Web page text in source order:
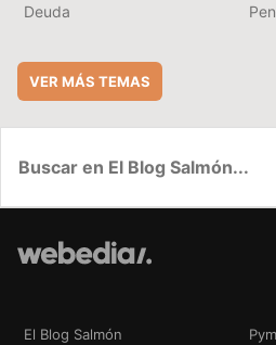
Deuda
VER MÁS TEMAS
El Blog Salmón